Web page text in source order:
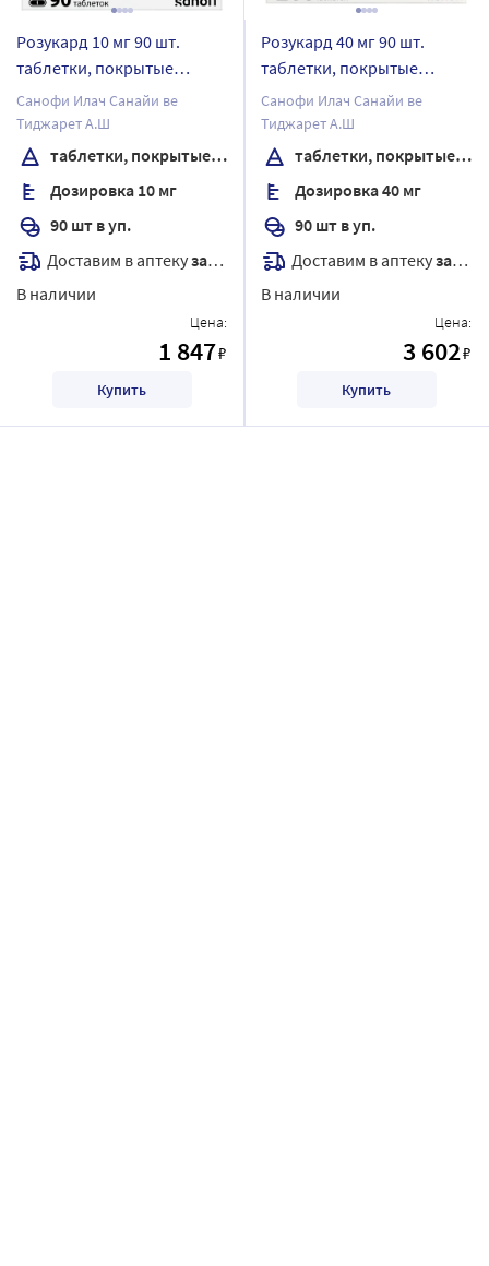
Розукард 10 мг 90 шт.
таблетки, покрытые
пленочной оболочкой
Санофи Илач Санайи ве
Тиджарет А.Ш
таблетки, покрытые пленочной оболочкой
Дозировка 10 мг
90 шт в уп.
Доставим в аптекузавтра
В наличии
Цена:
1 847₽
Купить
Розукард 40 мг 90 шт.
таблетки, покрытые
пленочной оболочкой
Санофи Илач Санайи ве
Тиджарет А.Ш
таблетки, покрытые пленочной оболочкой
Дозировка 40 мг
90 шт в уп.
Доставим в аптекузавтра
В наличии
Цена:
3 602₽
Купить